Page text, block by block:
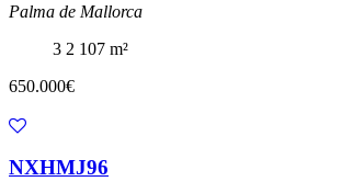
Palma de Mallorca
3 2 107 m²
650.000€
NXHMJ96